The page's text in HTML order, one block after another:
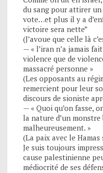
du sang pour attirer
vote…et plus il y a
victoire sera nette”
(J’avoue que celle là
— « l’iran n’a jamais
violence que de
massacré personne »
(Les opposants au
remercient pour leur
discours de sioniste
— « Quoi qu’on fasse,
la nature d’un monstre
malheureusement. »
(La paix avec le
Je suis toujours
cause palestinienne
médiocrité de ses